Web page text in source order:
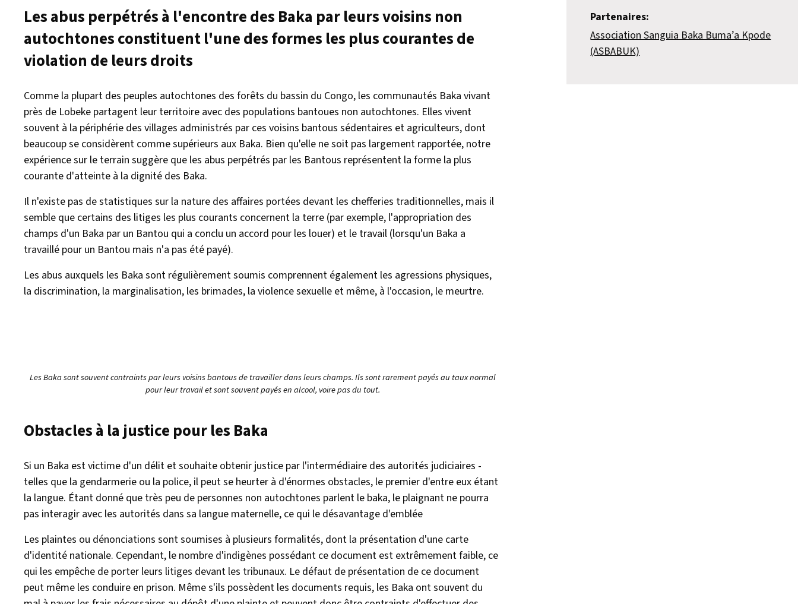
Les abus perpétrés à l'encontre des Baka par leurs voisins non
autochtones constituent l'une des formes les plus courantes de
violation de leurs droits
Comme la plupart des peuples autochtones des forêts du bassin du Congo, les communautés Baka vivant
près de Lobeke partagent leur territoire avec des populations bantoues non autochtones. Elles vivent
souvent à la périphérie des villages administrés par ces voisins bantous sédentaires et agriculteurs, dont
beaucoup se considèrent comme supérieurs aux Baka. Bien qu'elle ne soit pas largement rapportée, notre
expérience sur le terrain suggère que les abus perpétrés par les Bantous représentent la forme la plus
courante d'atteinte à la dignité des Baka.
Il n'existe pas de statistiques sur la nature des affaires portées devant les chefferies traditionnelles, mais il
semble que certains des litiges les plus courants concernent la terre (par exemple, l'appropriation des
champs d'un Baka par un Bantou qui a conclu un accord pour les louer) et le travail (lorsqu'un Baka a
travaillé pour un Bantou mais n'a pas été payé).
Les abus auxquels les Baka sont régulièrement soumis comprennent également les agressions physiques,
la discrimination, la marginalisation, les brimades, la violence sexuelle et même, à l'occasion, le meurtre.
Les Baka sont souvent contraints par leurs voisins bantous de travailler dans leurs champs. Ils sont rarement payés au taux normal
pour leur travail et sont souvent payés en alcool, voire pas du tout.
Obstacles à la justice pour les Baka
Si un Baka est victime d'un délit et souhaite obtenir justice par l'intermédiaire des autorités judiciaires -
telles que la gendarmerie ou la police, il peut se heurter à d'énormes obstacles, le premier d'entre eux étant
la langue. Étant donné que très peu de personnes non autochtones parlent le baka, le plaignant ne pourra
pas interagir avec les autorités dans sa langue maternelle, ce qui le désavantage d'emblée
Les plaintes ou dénonciations sont soumises à plusieurs formalités, dont la présentation d'une carte
d'identité nationale. Cependant, le nombre d'indigènes possédant ce document est extrêmement faible, ce
qui les empêche de porter leurs litiges devant les tribunaux. Le défaut de présentation de ce document
peut même les conduire en prison. Même s'ils possèdent les documents requis, les Baka ont souvent du
Partenaires:
Association Sanguia Baka Buma’a Kpode
(ASBABUK)